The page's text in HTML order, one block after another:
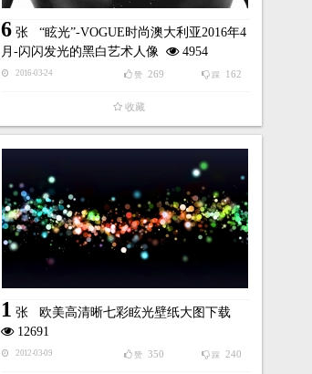
6张 “眩光”-VOGUE时尚澳大利亚2016年4
月-闪闪发光的黑白艺术人像
4954
2016-03-24 踩 162
赞 269
收藏
1 张 欧美高清晰七彩眩光壁纸大图下载
12691
2012-03-09 踩 240
赞 350